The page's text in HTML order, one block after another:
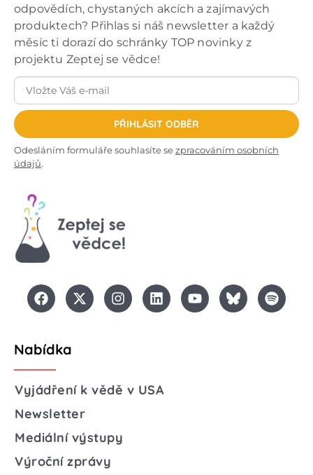
odpovědích, chystaných akcích a zajímavých
produktech? Přihlas si náš newsletter a každý
měsíc ti dorazí do schránky TOP novinky z
projektu Zeptej se vědce!
PŘIHLÁSIT ODBĚR
Odesláním formuláře souhlasíte sezpracováním osobních
údajů.
Nabídka
Vyjádření k vědě v USA
Newsletter
Mediální výstupy
Výroční zprávy